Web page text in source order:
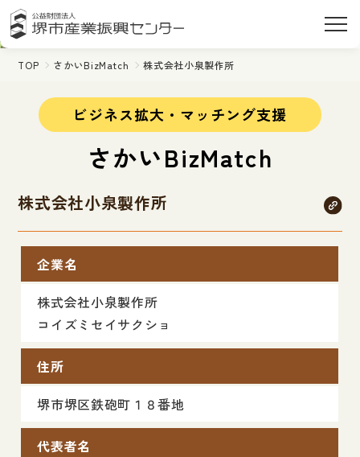
TOP さかいBizMatch 株式会社小泉製作所
ビジネス拡大・マッチング支援
さかいBizMatch
株式会社小泉製作所
企業名
株式会社小泉製作所
コイズミセイサクショ
住所
堺市堺区鉄砲町１８番地
代表者名